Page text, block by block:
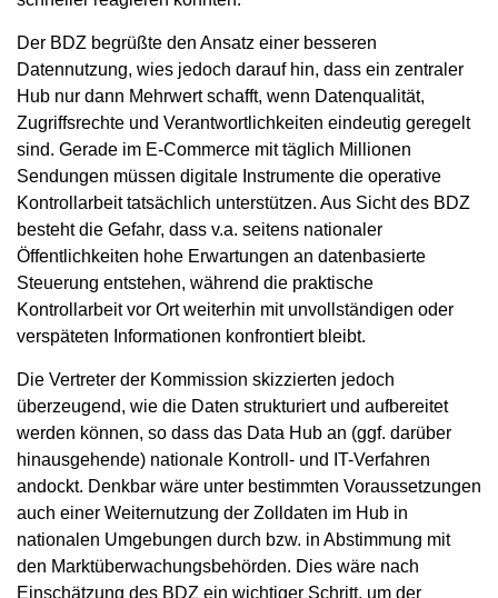
Der BDZ begrüßte den Ansatz einer besseren
Datennutzung, wies jedoch darauf hin, dass ein zentraler
Hub nur dann Mehrwert schafft, wenn Datenqualität,
Zugriffsrechte und Verantwortlichkeiten eindeutig geregelt
sind. Gerade im E-Commerce mit täglich Millionen
Sendungen müssen digitale Instrumente die operative
Kontrollarbeit tatsächlich unterstützen. Aus Sicht des BDZ
besteht die Gefahr, dass v.a. seitens nationaler
Öffentlichkeiten hohe Erwartungen an datenbasierte
Steuerung entstehen, während die praktische
Kontrollarbeit vor Ort weiterhin mit unvollständigen oder
verspäteten Informationen konfrontiert bleibt.
Die Vertreter der Kommission skizzierten jedoch
überzeugend, wie die Daten strukturiert und aufbereitet
werden können, so dass das Data Hub an (ggf. darüber
hinausgehende) nationale Kontroll- und IT-Verfahren
andockt. Denkbar wäre unter bestimmten Voraussetzungen
auch einer Weiternutzung der Zolldaten im Hub in
nationalen Umgebungen durch bzw. in Abstimmung mit
den Marktüberwachungsbehörden. Dies wäre nach
Einschätzung des BDZ ein wichtiger Schritt, um der